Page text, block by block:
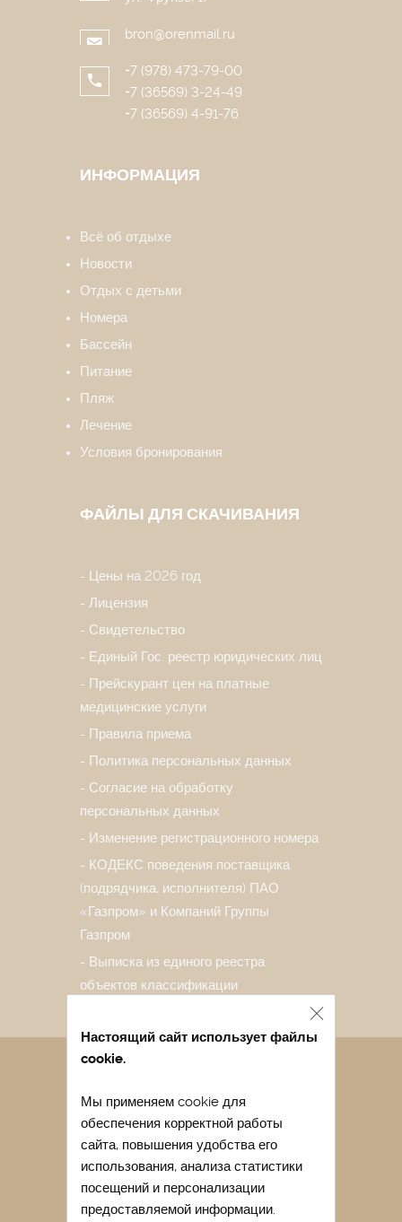
bron@orenmail.ru
+7 (978) 473-79-00
+7 (36569) 3-24-49
+7 (36569) 4-91-76
ИНФОРМАЦИЯ
Всё об отдыхе
Новости
Отдых с детьми
Номера
Бассейн
Питание
Пляж
Лечение
Условия бронирования
ФАЙЛЫ ДЛЯ СКАЧИВАНИЯ
Цены на 2026 год
Лицензия
Свидетельство
Единый Гос. реестр юридических лиц
Прейскурант цен на платные
медицинские услуги
Правила приема
Политика персональных данных
Согласие на обработку
персональных данных
Изменение регистрационного номера
КОДЕКС поведения поставщика
(подрядчика, исполнителя) ПАО
«Газпром» и Компаний Группы
Газпром
Выписка из единого реестра
объектов классификации
Лечение в санатории Евпатории
Отдых в Евпатории весной
Отдых в Евпатории с детьми
Легочный санаторий Крыма
Настоящий сайт использует файлы
cookie.
Мы применяем cookie для
обеспечения корректной работы
сайта, повышения удобства его
использования, анализа статистики
посещений и персонализации
предоставляемой информации.